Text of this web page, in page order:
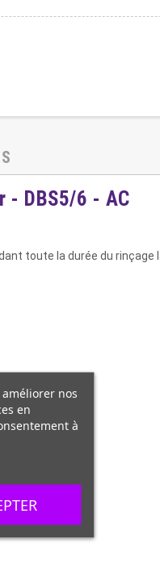
- DBS5/6 - AC
toute la durée du rinçage
nos
en
à